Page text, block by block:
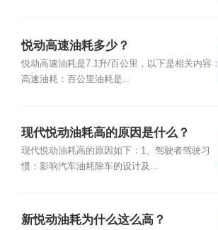
悦动高速油耗多少？
悦动高速油耗是7.1升/百公里，以下是相关内容：
高速油耗：百公里油耗是...
现代悦动油耗高的原因是什么？
现代悦动油耗高的原因如下：1、驾驶者驾驶习
惯：影响汽车油耗除车的设计及...
新悦动油耗为什么这么高？